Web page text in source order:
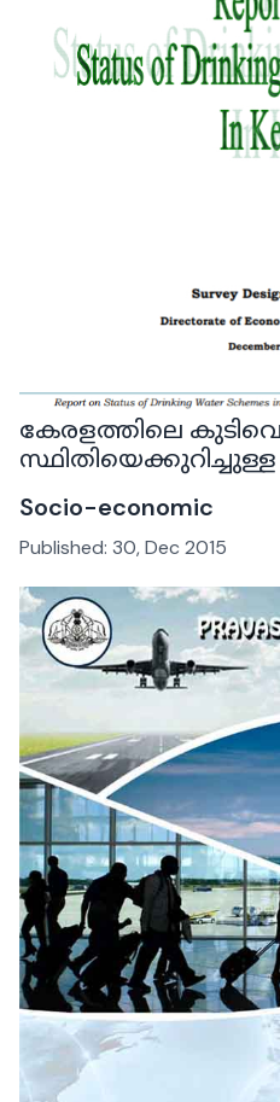
കേരളത്തിലെ
സ്ഥിതിയെക്കുറിച്ചുള്ള
Socio-economic
Published: 30, Dec 2015